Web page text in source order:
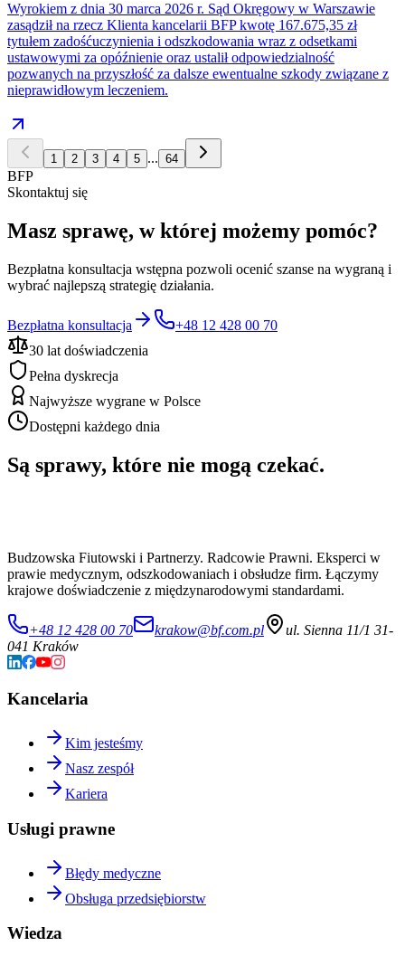
Wyrokiem z dnia 30 marca 2026 r. Sąd Okręgowy w Warszawie
zasądził na rzecz Klienta kancelarii BFP kwotę 167.675,35 zł
tytułem zadośćuczynienia i odszkodowania wraz z odsetkami
ustawowymi za opóźnienie oraz ustalił odpowiedzialność
pozwanych na przyszłość za dalsze ewentualne szkody związane z
nieprawidłowym leczeniem.
1 2 3 4 5 ... 64
BFP
Skontaktuj się
Masz sprawę, w której możemy pomóc?
Bezpłatna konsultacja wstępna pozwoli ocenić szanse na wygraną i
wybrać najlepszą strategię działania.
Bezpłatna konsultacja
+48 12 428 00 70
30 lat doświadczenia
Pełna dyskrecja
Najwyższe wygrane w Polsce
Dostępni każdego dnia
Są sprawy, które nie mogą czekać.
Budzowska Fiutowski i Partnerzy. Radcowie Prawni. Eksperci w
prawie medycznym, odszkodowaniach i obsłudze firm. Łączymy
krajowe doświadczenie z międzynarodowymi standardami.
+48 12 428 00 70 krakow@bf.com.pl
ul. Sienna 11/1 31-
041 Kraków
Kancelaria
Kim jesteśmy
Nasz zespół
Kariera
Usługi prawne
Błędy medyczne
Obsługa przedsiębiorstw
Wiedza